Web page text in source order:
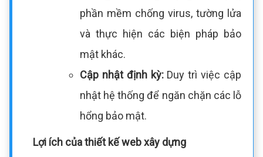
phần mềm chống virus, tường lửa
và thực hiện các biện pháp bảo
mật khác.
Cập nhật định kỳ:Duy trì việc cập
nhật hệ thống để ngăn chặn các lỗ
hổng bảo mật.
Lợi ích của thiết kế web xây dựng